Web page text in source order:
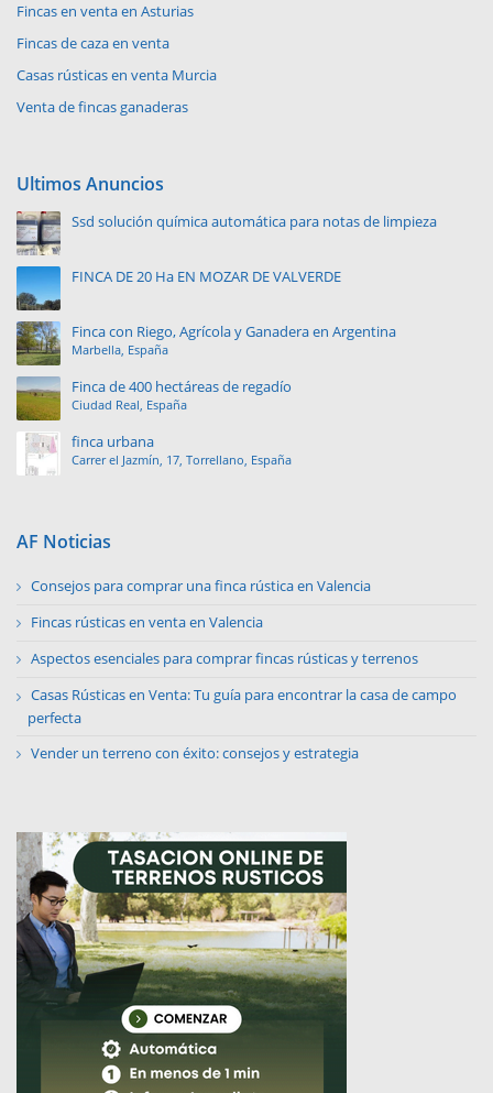
Fincas en venta en Asturias
Fincas de caza en venta
Casas rústicas en venta Murcia
Venta de fincas ganaderas
Ultimos Anuncios
Ssd solución química automática para notas de limpieza
FINCA DE 20 Ha EN MOZAR DE VALVERDE
Finca con Riego, Agrícola y Ganadera en Argentina
Marbella, España
Finca de 400 hectáreas de regadío
Ciudad Real, España
finca urbana
Carrer el Jazmín, 17, Torrellano, España
AF Noticias
Consejos para comprar una finca rústica en Valencia
Fincas rústicas en venta en Valencia
Aspectos esenciales para comprar fincas rústicas y terrenos
Casas Rústicas en Venta: Tu guía para encontrar la casa de campo
perfecta
Vender un terreno con éxito: consejos y estrategia